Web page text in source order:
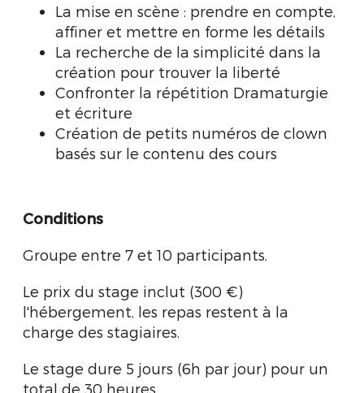
La mise en scène : prendre en compte,
affiner et mettre en forme les détails
La recherche de la simplicité dans la
création pour trouver la liberté
Confronter la répétition Dramaturgie
et écriture
Création de petits numéros de clown
basés sur le contenu des cours
Conditions
Groupe entre 7 et 10 participants.
Le prix du stage inclut (300 €)
l'hébergement, les repas restent à la
charge des stagiaires.
Le stage dure 5 jours (6h par jour) pour un
total de 30 heures